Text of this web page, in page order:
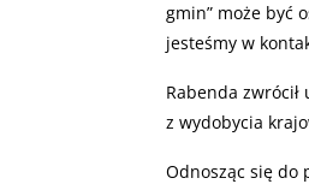
gmin” może być
jesteśmy w
Rabenda
z wydobycia
Odnosząc się do